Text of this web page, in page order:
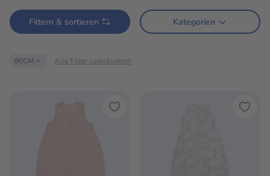
Filtern & sortieren Kategorien
80CM × Alle Filter zurücksetzen